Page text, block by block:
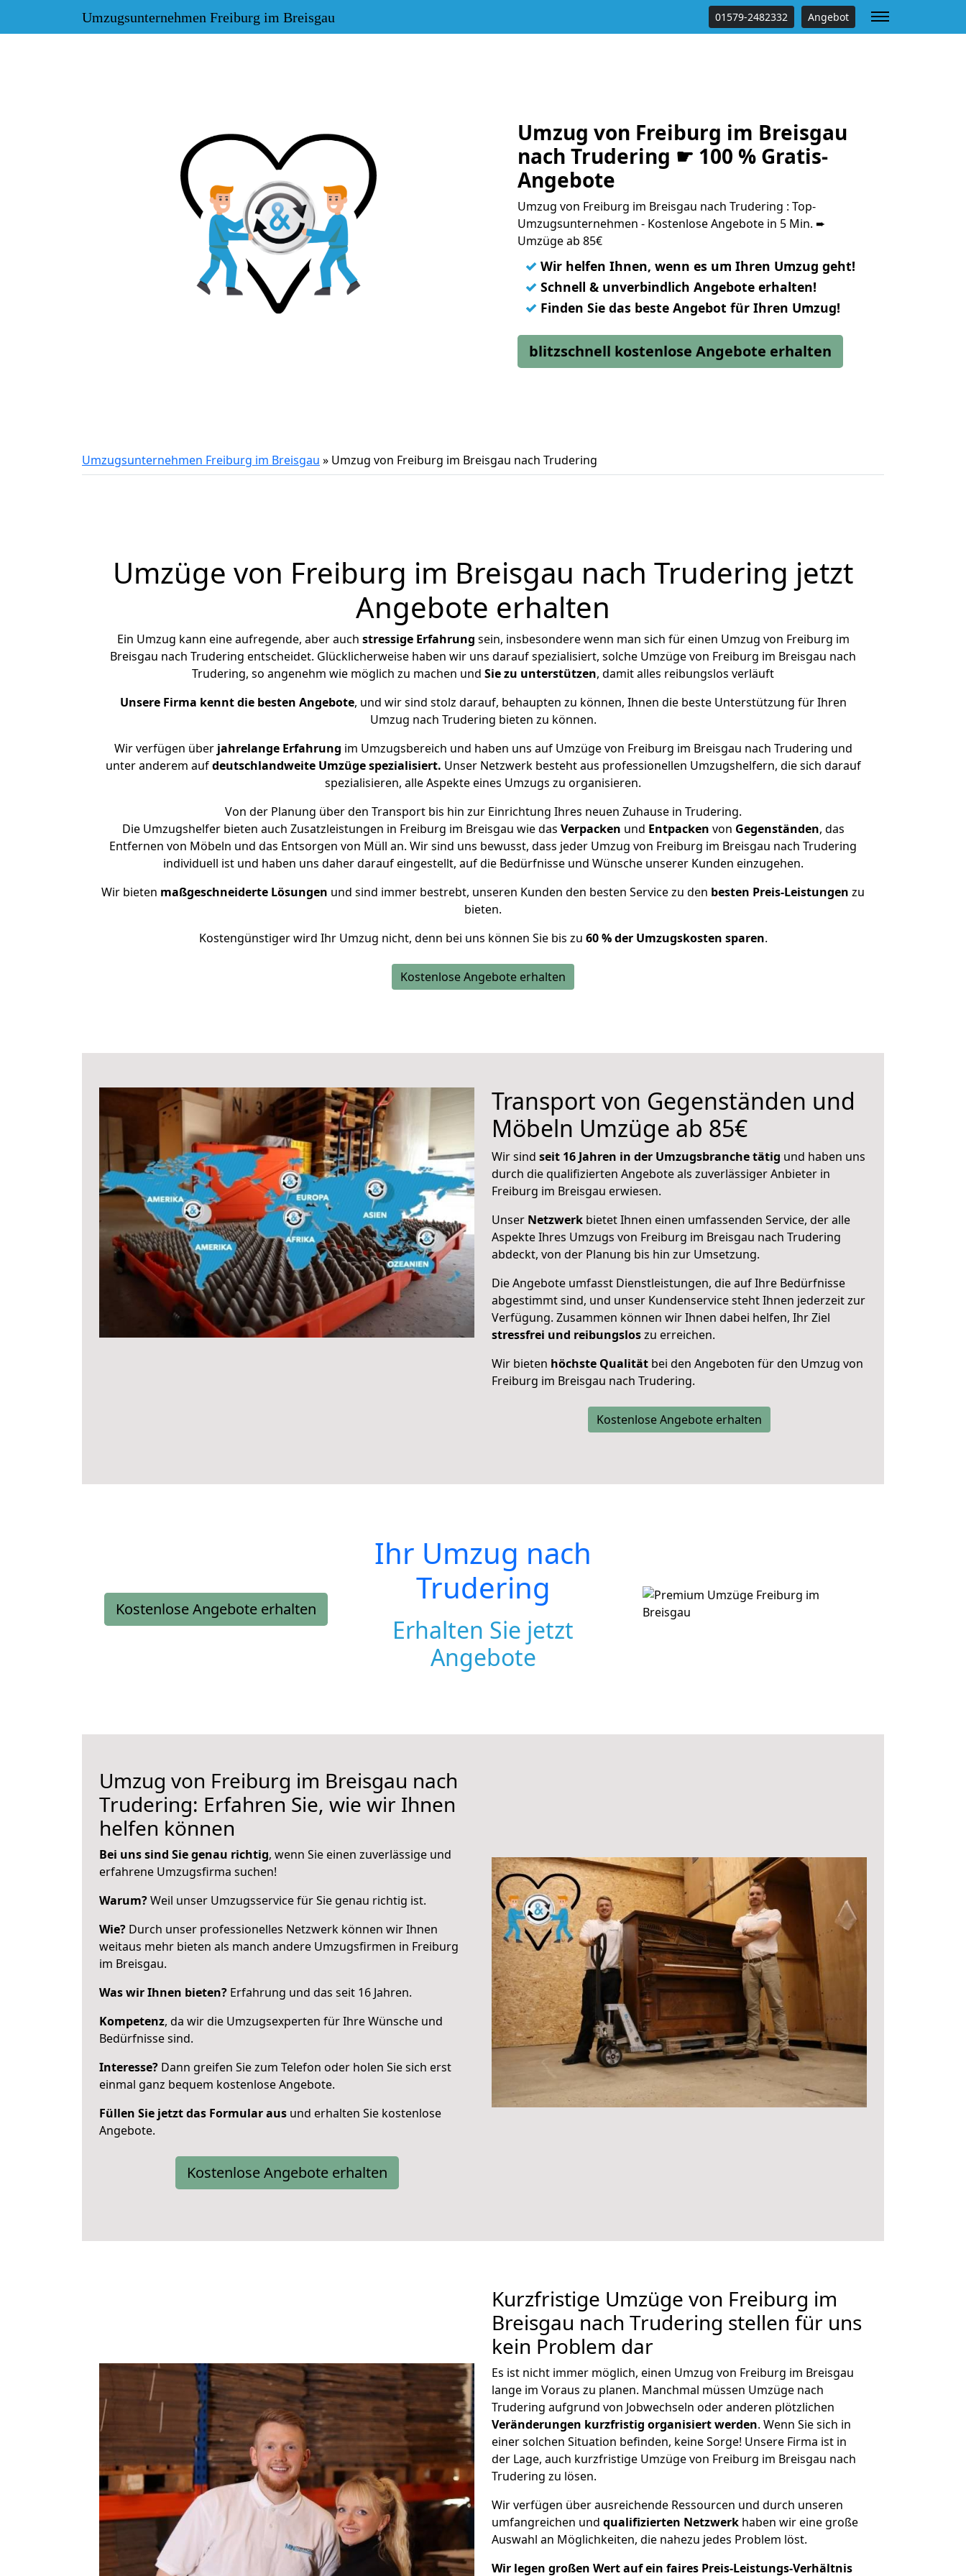
Umzugsunternehmen Freiburg im Breisgau 01579-2482332 Angebot
Umzug von Freiburg im Breisgau
nach Trudering ☛ 100 % Gratis-
Angebote
Umzug von Freiburg im Breisgau nach Trudering : Top-
Umzugsunternehmen - Kostenlose Angebote in 5 Min. ➨
Umzüge ab 85€
✓ Wir helfen Ihnen, wenn es um Ihren Umzug geht!
✓ Schnell & unverbindlich Angebote erhalten!
✓ Finden Sie das beste Angebot für Ihren Umzug!
blitzschnell kostenlose Angebote erhalten
Umzugsunternehmen Freiburg im Breisgau » Umzug von Freiburg im Breisgau nach Trudering
Umzüge von Freiburg im Breisgau nach Trudering jetzt
Angebote erhalten
Ein Umzug kann eine aufregende, aber auch stressige Erfahrung sein, insbesondere wenn man sich für einen Umzug von Freiburg im
Breisgau nach Trudering entscheidet. Glücklicherweise haben wir uns darauf spezialisiert, solche Umzüge von Freiburg im Breisgau nach
Trudering, so angenehm wie möglich zu machen und Sie zu unterstützen, damit alles reibungslos verläuft
Unsere Firma kennt die besten Angebote, und wir sind stolz darauf, behaupten zu können, Ihnen die beste Unterstützung für Ihren
Umzug nach Trudering bieten zu können.
Wir verfügen überjahrelange Erfahrung im Umzugsbereich und haben uns auf Umzüge von Freiburg im Breisgau nach Trudering und
unter anderem aufdeutschlandweite Umzüge spezialisiert. Unser Netzwerk besteht aus professionellen Umzugshelfern, die sich darauf
spezialisieren, alle Aspekte eines Umzugs zu organisieren.
Von der Planung über den Transport bis hin zur Einrichtung Ihres neuen Zuhause in Trudering.
Die Umzugshelfer bieten auch Zusatzleistungen in Freiburg im Breisgau wie das Verpacken und Entpacken von Gegenständen, das
Entfernen von Möbeln und das Entsorgen von Müll an. Wir sind uns bewusst, dass jeder Umzug von Freiburg im Breisgau nach Trudering
individuell ist und haben uns daher darauf eingestellt, auf die Bedürfnisse und Wünsche unserer Kunden einzugehen.
Wir bieten maßgeschneiderte Lösungen und sind immer bestrebt, unseren Kunden den besten Service zu den besten Preis-Leistungen zu
bieten.
Kostengünstiger wird Ihr Umzug nicht, denn bei uns können Sie bis zu 60 % der Umzugskosten sparen.
Kostenlose Angebote erhalten
Transport von Gegenständen und
Möbeln Umzüge ab 85€
Wir sind seit 16 Jahren in der Umzugsbranche tätig und haben uns
durch die qualifizierten Angebote als zuverlässiger Anbieter in
Freiburg im Breisgau erwiesen.
Unser Netzwerk bietet Ihnen einen umfassenden Service, der alle
Aspekte Ihres Umzugs von Freiburg im Breisgau nach Trudering
abdeckt, von der Planung bis hin zur Umsetzung.
Die Angebote umfasst Dienstleistungen, die auf Ihre Bedürfnisse
abgestimmt sind, und unser Kundenservice steht Ihnen jederzeit zur
Verfügung. Zusammen können wir Ihnen dabei helfen, Ihr Ziel
stressfrei und reibungsloszu erreichen.
Wir bieten höchste Qualität bei den Angeboten für den Umzug von
Freiburg im Breisgau nach Trudering.
Kostenlose Angebote erhalten
Kostenlose Angebote erhalten
Ihr Umzug nach
Trudering
Erhalten Sie jetzt
Angebote
Umzug von Freiburg im Breisgau nach
Trudering: Erfahren Sie, wie wir Ihnen
helfen können
Bei uns sind Sie genau richtig, wenn Sie einen zuverlässige und
erfahrene Umzugsfirma suchen!
Warum?Weil unser Umzugsservice für Sie genau richtig ist.
Wie? Durch unser professionelles Netzwerk können wir Ihnen
weitaus mehr bieten als manch andere Umzugsfirmen in Freiburg
im Breisgau.
Was wir Ihnen bieten? Erfahrung und das seit 16 Jahren.
Kompetenz, da wir die Umzugsexperten für Ihre Wünsche und
Bedürfnisse sind.
Interesse? Dann greifen Sie zum Telefon oder holen Sie sich erst
einmal ganz bequem kostenlose Angebote.
Füllen Sie jetzt das Formular aus und erhalten Sie kostenlose
Angebote.
Kostenlose Angebote erhalten
Kurzfristige Umzüge von Freiburg im
Breisgau nach Trudering stellen für uns
kein Problem dar
Es ist nicht immer möglich, einen Umzug von Freiburg im Breisgau
lange im Voraus zu planen. Manchmal müssen Umzüge nach
Trudering aufgrund von Jobwechseln oder anderen plötzlichen
Veränderungen kurzfristig organisiert werden. Wenn Sie sich in
einer solchen Situation befinden, keine Sorge! Unsere Firma ist in
der Lage, auch kurzfristige Umzüge von Freiburg im Breisgau nach
Trudering zu lösen.
Wir verfügen über ausreichende Ressourcen und durch unseren
umfangreichen und qualifizierten Netzwerk haben wir eine große
Auswahl an Möglichkeiten, die nahezu jedes Problem löst.
Wir legen großen Wert auf ein faires Preis-Leistungs-Verhältnis